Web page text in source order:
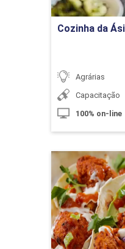
Cozinha da
Agrárias
Capacitação
100% on-line